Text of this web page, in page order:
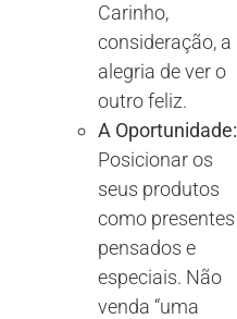
Carinho,
consideração, a
alegria de ver o
outro feliz.
A Oportunidade:
Posicionar os
seus produtos
como presentes
pensados e
especiais. Não
venda “uma